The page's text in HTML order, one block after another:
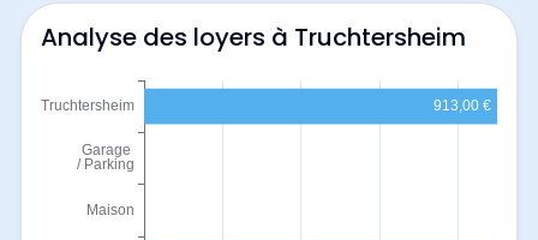
Analyse des loyers à Truchtersheim